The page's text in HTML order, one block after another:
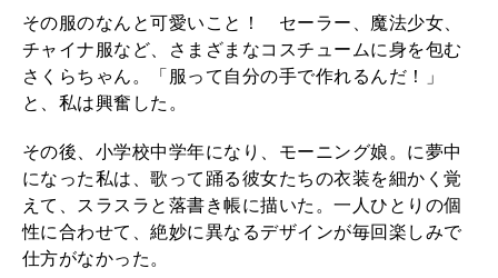
2026年2月号「良運を掴む 新・開運術。」
2026年1月号「猫がいれば、幸せ」
2025年12月号「お酒の新常識。」
た
洋
服
｜
前
田
エ
その服のなんと可愛いこと！ セーラー、魔法少女、
チャイナ服など、さまざまなコスチュームに身を包む
さくらちゃん。「服って自分の手で作れるんだ！」
と、私は興奮した。
その後、小学校中学年になり、モーニング娘。に夢中
になった私は、歌って踊る彼女たちの衣装を細かく覚
えて、スラスラと落書き帳に描いた。一人ひとりの個
性に合わせて、絶妙に異なるデザインが毎回楽しみで
仕方がなかった。